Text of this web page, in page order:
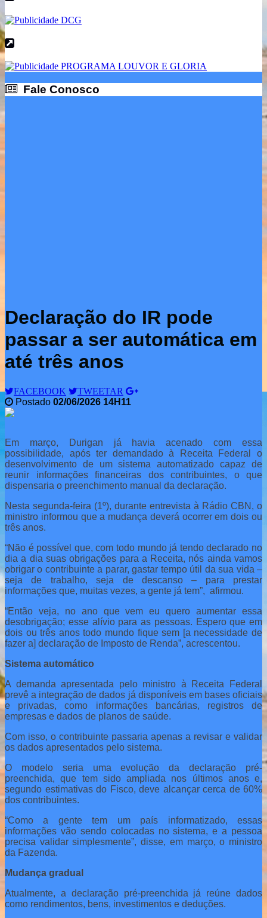
Fale Conosco
Declaração do IR pode
passar a ser automática em
até três anos
FACEBOOK
TWEETAR
Postado 02/06/2026 14H11
Em março, Durigan já havia acenado com essa
possibilidade, após ter demandado à Receita Federal o
desenvolvimento de um sistema automatizado capaz de
reunir informações financeiras dos contribuintes, o que
dispensaria o preenchimento manual da declaração.
Nesta segunda-feira (1º), durante entrevista à Rádio CBN, o
ministro informou que a mudança deverá ocorrer em dois ou
três anos.
“Não é possível que, com todo mundo já tendo declarado no
dia a dia suas obrigações para a Receita, nós ainda vamos
obrigar o contribuinte a parar, gastar tempo útil da sua vida –
seja de trabalho, seja de descanso – para prestar
informações que, muitas vezes, a gente já tem”, afirmou.
“Então veja, no ano que vem eu quero aumentar essa
desobrigação; esse alívio para as pessoas. Espero que em
dois ou três anos todo mundo fique sem [a necessidade de
fazer a] declaração de Imposto de Renda”, acrescentou.
Sistema automático
A demanda apresentada pelo ministro à Receita Federal
prevê a integração de dados já disponíveis em bases oficiais
e privadas, como informações bancárias, registros de
empresas e dados de planos de saúde.
Com isso, o contribuinte passaria apenas a revisar e validar
os dados apresentados pelo sistema.
O modelo seria uma evolução da declaração pré-
preenchida, que tem sido ampliada nos últimos anos e,
segundo estimativas do Fisco, deve alcançar cerca de 60%
dos contribuintes.
“Como a gente tem um país informatizado, essas
informações vão sendo colocadas no sistema, e a pessoa
precisa validar simplesmente”, disse, em março, o ministro
da Fazenda.
Mudança gradual
Atualmente, a declaração pré-preenchida já reúne dados
como rendimentos, bens, investimentos e deduções.